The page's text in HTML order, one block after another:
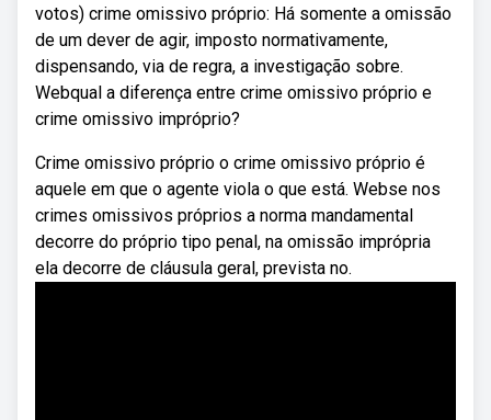
votos) crime omissivo próprio: Há somente a omissão
de um dever de agir, imposto normativamente,
dispensando, via de regra, a investigação sobre.
Webqual a diferença entre crime omissivo próprio e
crime omissivo impróprio?
Crime omissivo próprio o crime omissivo próprio é
aquele em que o agente viola o que está. Webse nos
crimes omissivos próprios a norma mandamental
decorre do próprio tipo penal, na omissão imprópria
ela decorre de cláusula geral, prevista no.